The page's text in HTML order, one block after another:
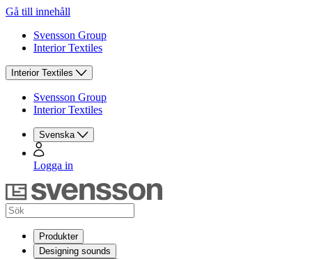
Gå till innehåll
Svensson Group
Interior Textiles
Interior Textiles
Svensson Group
Interior Textiles
Svenska
Logga in
Produkter
Designing sounds